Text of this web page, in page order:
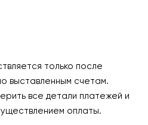
только после
выставленным счетам.
все детали платежей и
оплаты.